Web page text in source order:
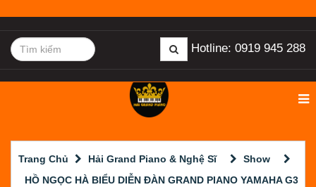
Hotline: 0919 945 288
Trang Chủ Hải Grand Piano & Nghệ Sĩ
Show
HỒ NGỌC HÀ BIỂU DIỄN ĐÀN GRAND PIANO YAMAHA G3